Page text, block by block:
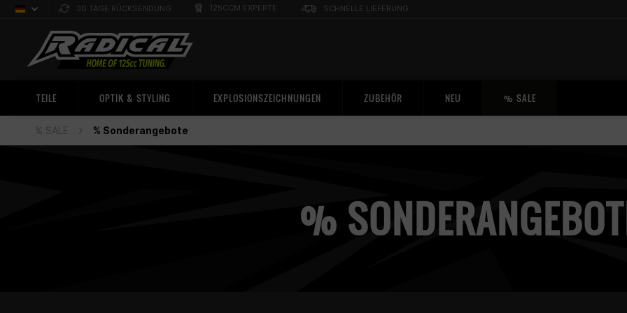
Deutsch
30 TAGE RÜCKSENDUNG 125CCM EXPERTE SCHNELLE LIEFERUNG
TEILE OPTIK & STYLING EXPLOSIONSZEICHNUNGEN ZUBEHÖR NEU % SALE
% SALE % Sonderangebote
%